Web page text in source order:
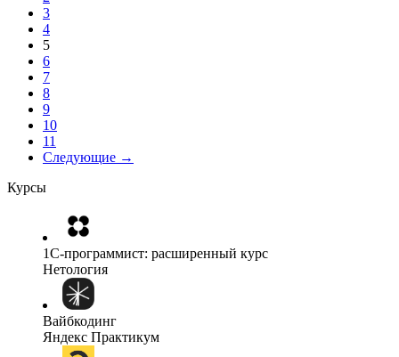
3
4
5
6
7
8
9
10
11
Следующие →
Курсы
1C-программист: расширенный курс
Нетология
Вайбкодинг
Яндекс Практикум